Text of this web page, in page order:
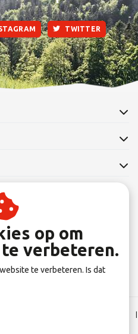
TWITTER
om op de hoogte te blijven.
|
op om
verbeteren.
te verbeteren. Is dat